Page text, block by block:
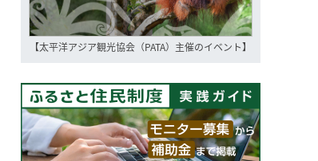
【太平洋アジア観光協会（PATA）主催のイベント】